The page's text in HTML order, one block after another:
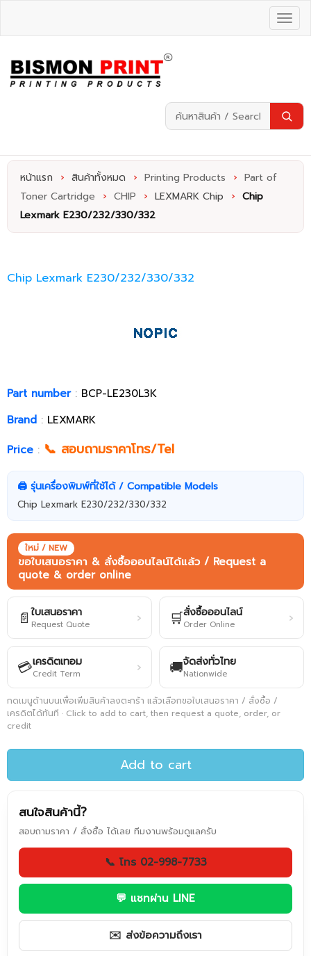
หน้าแรก › สินค้าทั้งหมด › Printing Products › Part of
Toner Cartridge
› CHIP › LEXMARK Chip › Chip
Lexmark E230/232/330/332
Chip Lexmark E230/232/330/332
Part number: BCP-LE230L3K
Brand : LEXMARK
Price : 📞 สอบถามราคาโทร/Tel
🖨️ รุ่นเครื่องพิมพ์ที่ใช้ได้ / Compatible Models
Chip Lexmark E230/232/330/332
ใหม่ / NEW
ขอใบเสนอราคา & สั่งซื้อออนไลน์ได้แล้ว / Request a
quote & order online
📄 ใบเสนอราคา
Request Quote › 🛒สั่งซื้อออนไลน์
Order Online ›
💳เครดิตเทอม
Credit Term › 🚚จัดส่งทั่วไทย
Nationwide
กดเมนูด้านบนเพื่อเพิ่มสินค้าลงตะกร้า แล้วเลือกขอใบเสนอราคา / สั่งซื้อ /
เครดิตได้ทันที · Click to add to cart, then request a quote, order, or
credit
Add to cart
สนใจสินค้านี้?
สอบถามราคา / สั่งซื้อ ได้เลย ทีมงานพร้อมดูแลครับ
📞 โทร 02-998-7733
💬 แชทผ่าน LINE
✉️ ส่งข้อความถึงเรา